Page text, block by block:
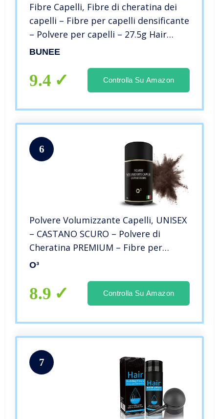
Fibre Capelli, Fibre di cheratina dei
capelli – Fibre per capelli densificante
– Polvere per capelli – 27.5g Hair
Fiber contro la caduta dei capelli e la
BUNEE
9.4 Controlla Su Amazon
6
Polvere Volumizzante Capelli, UNISEX
– CASTANO SCURO – Polvere di
Cheratina PREMIUM – Fibre per
Capelli Densificante
O³
8.9 Controlla Su Amazon
7